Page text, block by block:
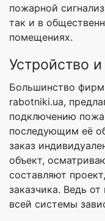
пожарной
так и в
помещениях.
Устройство
Большинство
rabotniki.ua,
подключению
последующим её
заказ
объект,
составляют
заказчика. Ведь
всей системы